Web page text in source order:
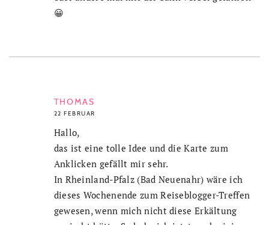
😀
THOMAS
22 FEBRUAR
Hallo,
das ist eine tolle Idee und die Karte zum
Anklicken gefällt mir sehr.
In Rheinland-Pfalz (Bad Neuenahr) wäre ich
dieses Wochenende zum Reiseblogger-Treffen
gewesen, wenn mich nicht diese Erkältung